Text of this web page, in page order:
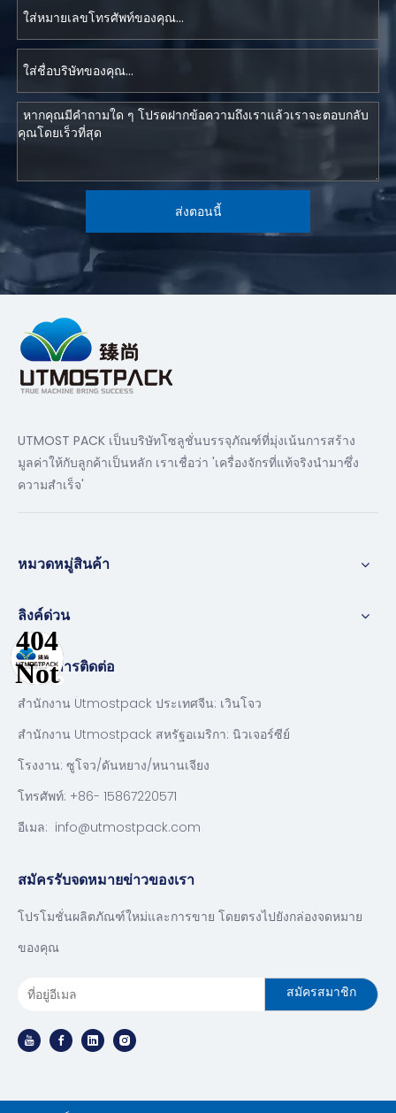
ส่งตอนนี้
UTMOST PACK เป็นบริษัทโซลูชั่นบรรจุภัณฑ์ที่มุ่งเน้นการสร้าง
มูลค่าให้กับลูกค้าเป็นหลัก เราเชื่อว่า 'เครื่องจักรที่แท้จริงนำมาซึ่ง
ความสำเร็จ'
หมวดหมู่สินค้า
ลิงค์ด่วน
ข้อมูลการติดต่อ
สำนักงาน Utmostpack ประเทศจีน: เวินโจว
สำนักงาน Utmostpack สหรัฐอเมริกา: นิวเจอร์ซีย์
โรงงาน: ซูโจว/ดันหยาง/หนานเจียง
โทรศัพท์: +86- 15867220571
อีเมล: info@utmostpack.com
สมัครรับจดหมายข่าวของเรา
โปรโมชั่นผลิตภัณฑ์ใหม่และการขาย โดยตรงไปยังกล่องจดหมาย
ของคุณ
สมัครสมาชิก